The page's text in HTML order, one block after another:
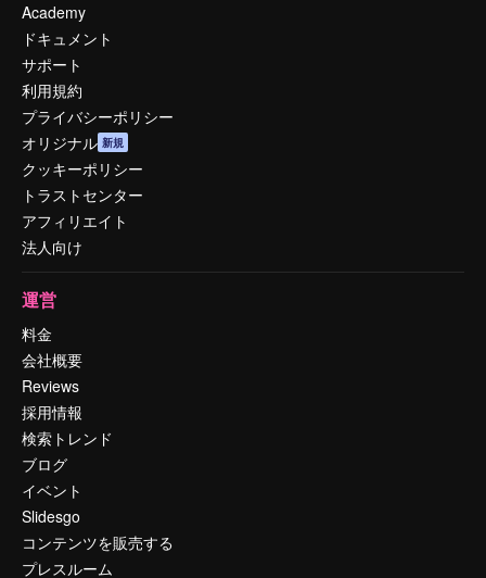
Academy
ドキュメント
サポート
利用規約
プライバシーポリシー
オリジナル 新規
クッキーポリシー
トラストセンター
アフィリエイト
法人向け
運営
料金
会社概要
Reviews
採用情報
検索トレンド
ブログ
イベント
Slidesgo
コンテンツを販売する
プレスルーム